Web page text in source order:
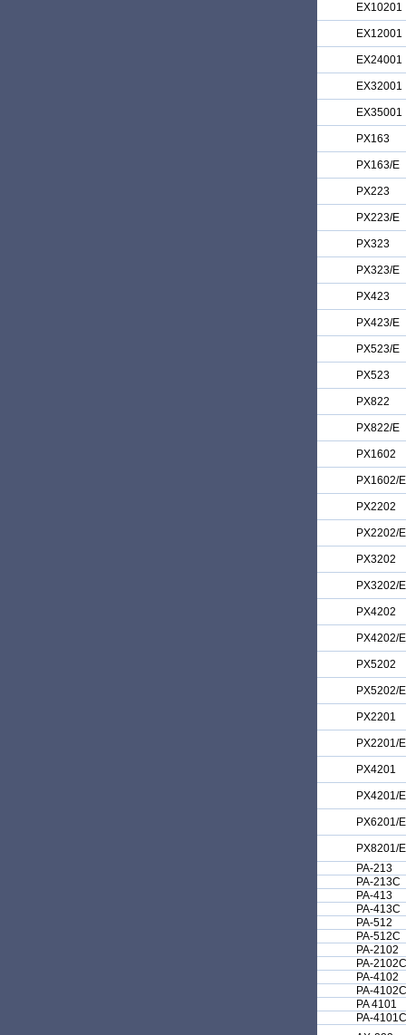
EX10201
EX12001
EX24001
EX32001
EX35001
PX163
PX163/E
PX223
PX223/E
PX323
PX323/E
PX423
PX423/E
PX523/E
PX523
PX822
PX822/E
PX1602
PX1602/E
PX2202
PX2202/E
PX3202
PX3202/E
PX4202
PX4202/E
PX5202
PX5202/E
PX2201
PX2201/E
PX4201
PX4201/E
PX6201/E
PX8201/E
PA-213
PA-213C
PA-413
PA-413C
PA-512
PA-512C
PA-2102
PA-2102C
PA-4102
PA-4102C
PA 4101
PA-4101C